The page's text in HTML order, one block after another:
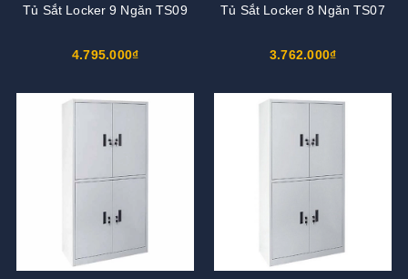
Tủ Sắt Locker 9 Ngăn TS09
4.795.000₫
Tủ Sắt Locker 8 Ngăn TS07
3.762.000₫